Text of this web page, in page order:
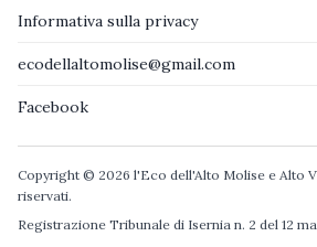
Informativa sulla privacy
ecodellaltomolise@gmail.com
Facebook
Copyright © 2026 l'Eco dell'Alto Molise e Alto
riservati.
Registrazione Tribunale di Isernia n. 2 del 12